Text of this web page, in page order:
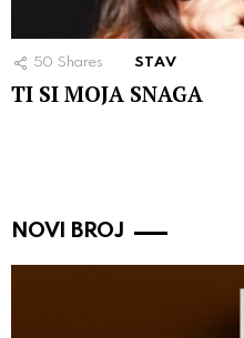
50 Shares STAV
TI SI MOJA SNAGA
NOVI BROJ